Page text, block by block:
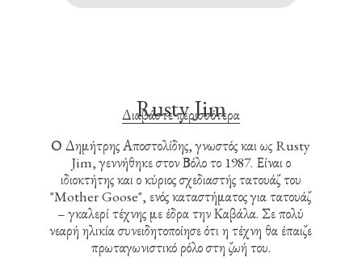
Melody
Rusty Jim
Διαβάστε περισσότερα
Ο Δημήτρης Αποστολίδης, γνωστός και ως Rusty
Jim, γεννήθηκε στον Βόλο το 1987. Είναι ο
ιδιοκτήτης και ο κύριος σχεδιαστής τατουάζ του
"Mother Goose", ενός καταστήματος για τατουάζ
– γκαλερί τέχνης με έδρα την Καβάλα. Σε πολύ
νεαρή ηλικία συνειδητοποίησε ότι η τέχνη θα έπαιζε
πρωταγωνιστικό ρόλο στη ζωή του.